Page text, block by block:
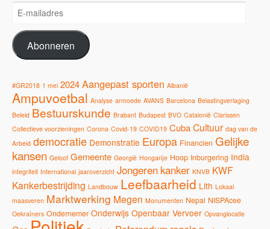
E-
mailadres
Abonneren
#GR2018 1 mei 2024Aangepast sporten Albanië
Ampuvoetbal Analyse armoede AVANS Barcelona Belastingverlaging
Beleid Bestuurskunde Brabant Budapest BVO Catalonië Clarissen
Collectieve voorzieningen Corona Covid-19 COVID19 CubaCultuur dag van de
Arbeid democratie Demonstratie Europa Financien Gelijke
kansen Geloof Gemeente Georgië Hongarije Hoop Inburgering India
integriteit International jaaroverzicht Jongeren kanker KNVB KWF
Kankerbestrijding Landbouw Leefbaarheid Lith Lokaal
maasveren Marktwerking Megen Monumenten Nepal NISPAcee
Oekraïners Ondernemer Onderwijs Openbaar Vervoer Opvanglocatie